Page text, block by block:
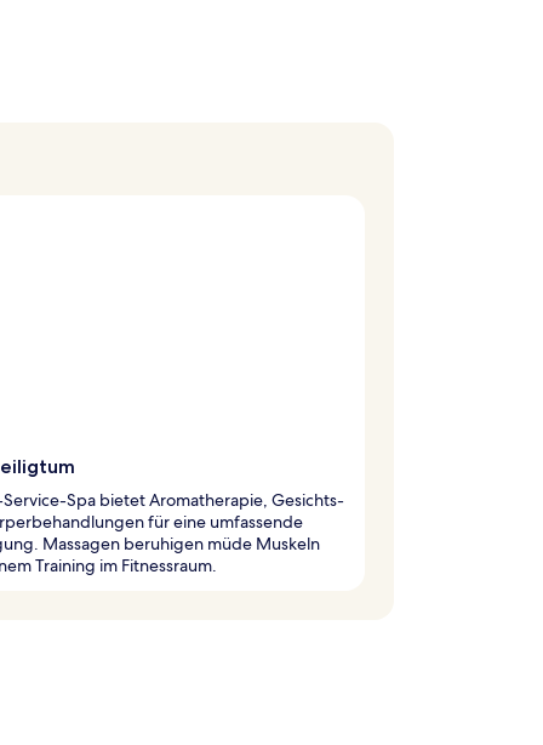
Service-Spa bietet Aromatherapie, Gesichts-
für eine umfassende
Massagen beruhigen müde Muskeln
Training im Fitnessraum.